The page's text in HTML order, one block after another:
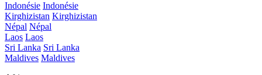
Indonésie Indonésie
Kirghizistan Kirghizistan
Népal Népal
Laos Laos
Sri Lanka Sri Lanka
Maldives Maldives